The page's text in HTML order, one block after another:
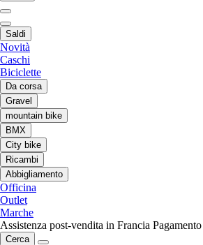
Saldi
Novità
Caschi
Biciclette
Da corsa
Gravel
mountain bike
BMX
City bike
Ricambi
Abbigliamento
Officina
Outlet
Marche
Assistenza post-vendita in Francia
Cerca